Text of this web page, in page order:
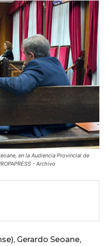
en la Audiencia Provincial de
- Archivo
Gerardo Seoane,